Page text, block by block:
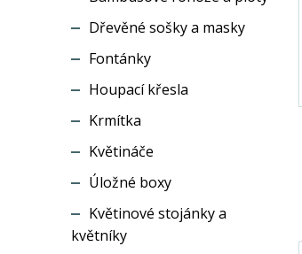
Dřevěné sošky a masky
Fontánky
Houpací křesla
Krmítka
Květináče
Úložné boxy
Květinové stojánky a
květníky